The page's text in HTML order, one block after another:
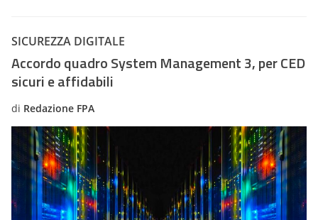
SICUREZZA DIGITALE
Accordo quadro System Management 3, per CED
sicuri e affidabili
di Redazione FPA